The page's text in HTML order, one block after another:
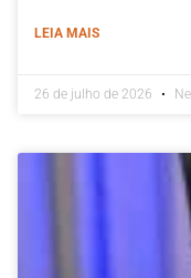
LEIA MAIS
26 de julho de 2026